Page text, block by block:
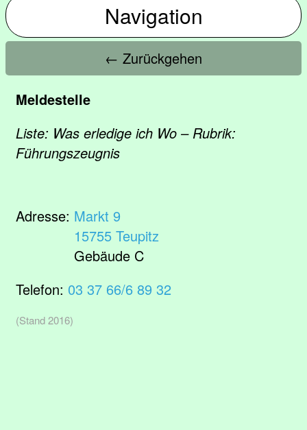
Navigation
← Zurückgehen
Meldestelle
Liste: Was erledige ich Wo – Rubrik:
Führungszeugnis
Adresse: Markt 9
15755 Teupitz
Gebäude C
Telefon: 03 37 66/6 89 32
(Stand 2016)